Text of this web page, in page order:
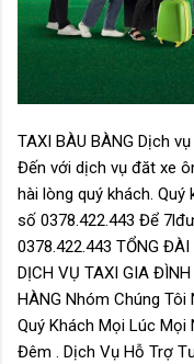
TAXI BÀU BÀNG Dịch
Đến với dịch vụ đăt xe
hài lòng quý khách.
số 0378.422.443 Để
0378.422.443 TỔNG
DỊCH VỤ TAXI GIA
HÀNG Nhóm Chúng
Quý Khách Mọi Lúc Mọi
Đêm . Dịch Vụ Hỗ Trợ